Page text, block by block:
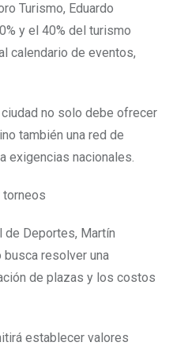
Turismo, Eduardo
y el 40% del turismo
calendario de eventos,
no solo debe ofrecer
también una red de
exigencias nacionales.
torneos
de Deportes, Martín
busca resolver una
de plazas y los costos
establecer valores